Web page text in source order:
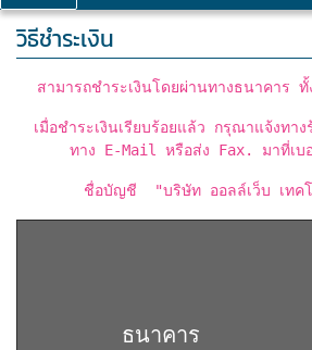
วิธีชำระเงิน
สามารถชำระเงินโดยผ่านทางธนาคาร
เมื่อชำระเงินเรียบร้อยแล้ว กรุณาแจ้งทา
ทาง E-Mail หรือส่ง Fax. มาที่เบ
ชื่อบัญชี "บริษัท ออลล์เว็บ เทค
ธนาคาร